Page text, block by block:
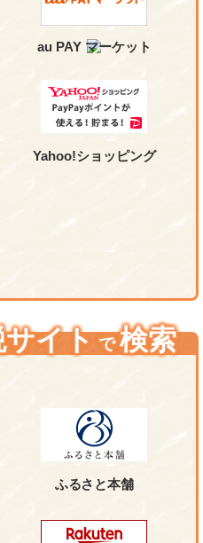
au PAY マーケット
Yahoo!ショッピング
イト で検索
ふるさと本舗